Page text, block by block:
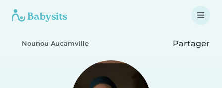
Nounou Aucamville Partager